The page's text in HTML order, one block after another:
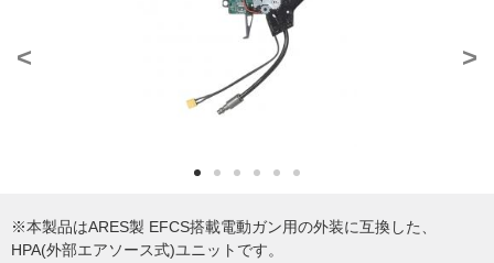
< >
※本製品はARES製 EFCS搭載電動ガン用の外装に互換した、
HPA(外部エアソース式)ユニットです。